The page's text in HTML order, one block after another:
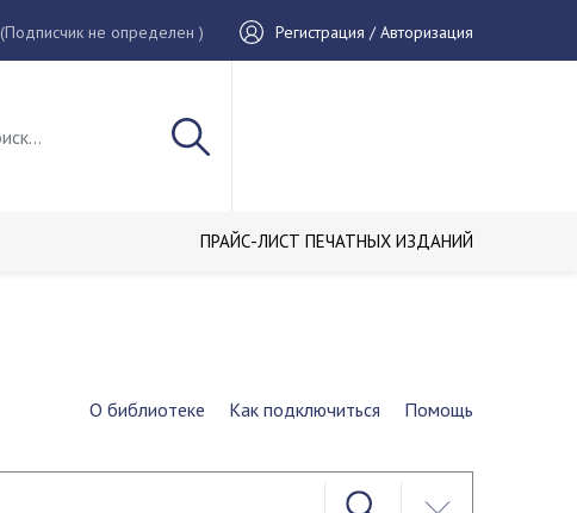
(Подписчик не определен ) Регистрация / Авторизация
ПРАЙС-ЛИСТ ПЕЧАТНЫХ ИЗДАНИЙ
О библиотеке Как подключиться Помощь